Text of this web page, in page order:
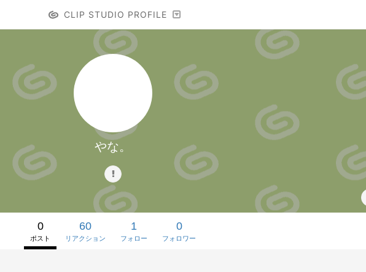
CLIP STUDIO PROFILE
やな。
0
ポスト
60
リアクション
1
フォロー
0
フォロワー